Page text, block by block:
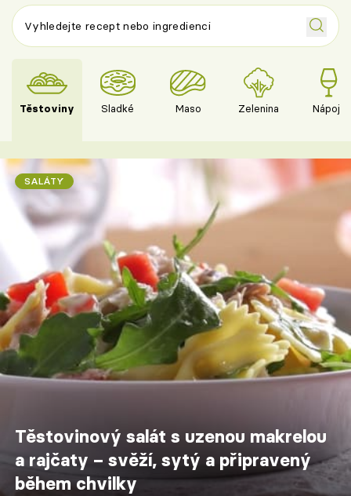
Těstoviny Sladké Maso Zelenina Nápoje
SALÁTY
Těstovinový salát s uzenou makrelou
a rajčaty – svěží, sytý a připravený
během chvilky